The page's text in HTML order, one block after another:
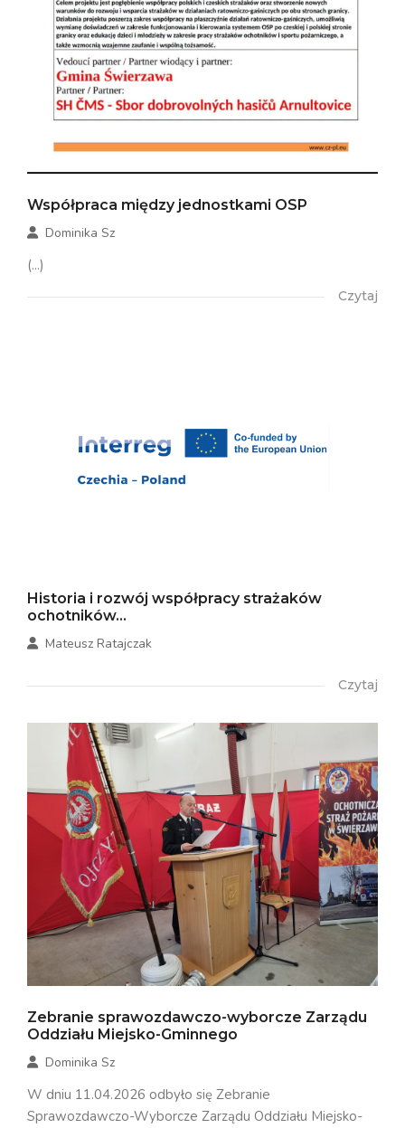
Współpraca między jednostkami OSP
Dominika Sz
(...)
Czytaj
Historia i rozwój współpracy strażaków
ochotników...
Mateusz Ratajczak
Czytaj
Zebranie sprawozdawczo-wyborcze Zarządu
Oddziału Miejsko-Gminnego
Dominika Sz
W dniu 11.04.2026 odbyło się Zebranie
Sprawozdawczo-Wyborcze Zarządu Oddziału Miejsko-